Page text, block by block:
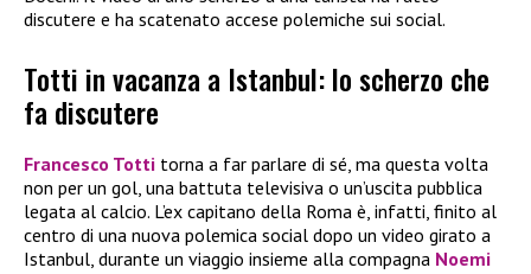
discutere e ha scatenato accese polemiche sui social.
Totti in vacanza a Istanbul: lo scherzo che
fa discutere
Francesco Totti torna a far parlare di sé, ma questa volta
non per un gol, una battuta televisiva o un’uscita pubblica
legata al calcio. L’ex capitano della Roma è, infatti, finito al
centro di una nuova polemica social dopo un video girato a
Istanbul, durante un viaggio insieme alla compagna Noemi